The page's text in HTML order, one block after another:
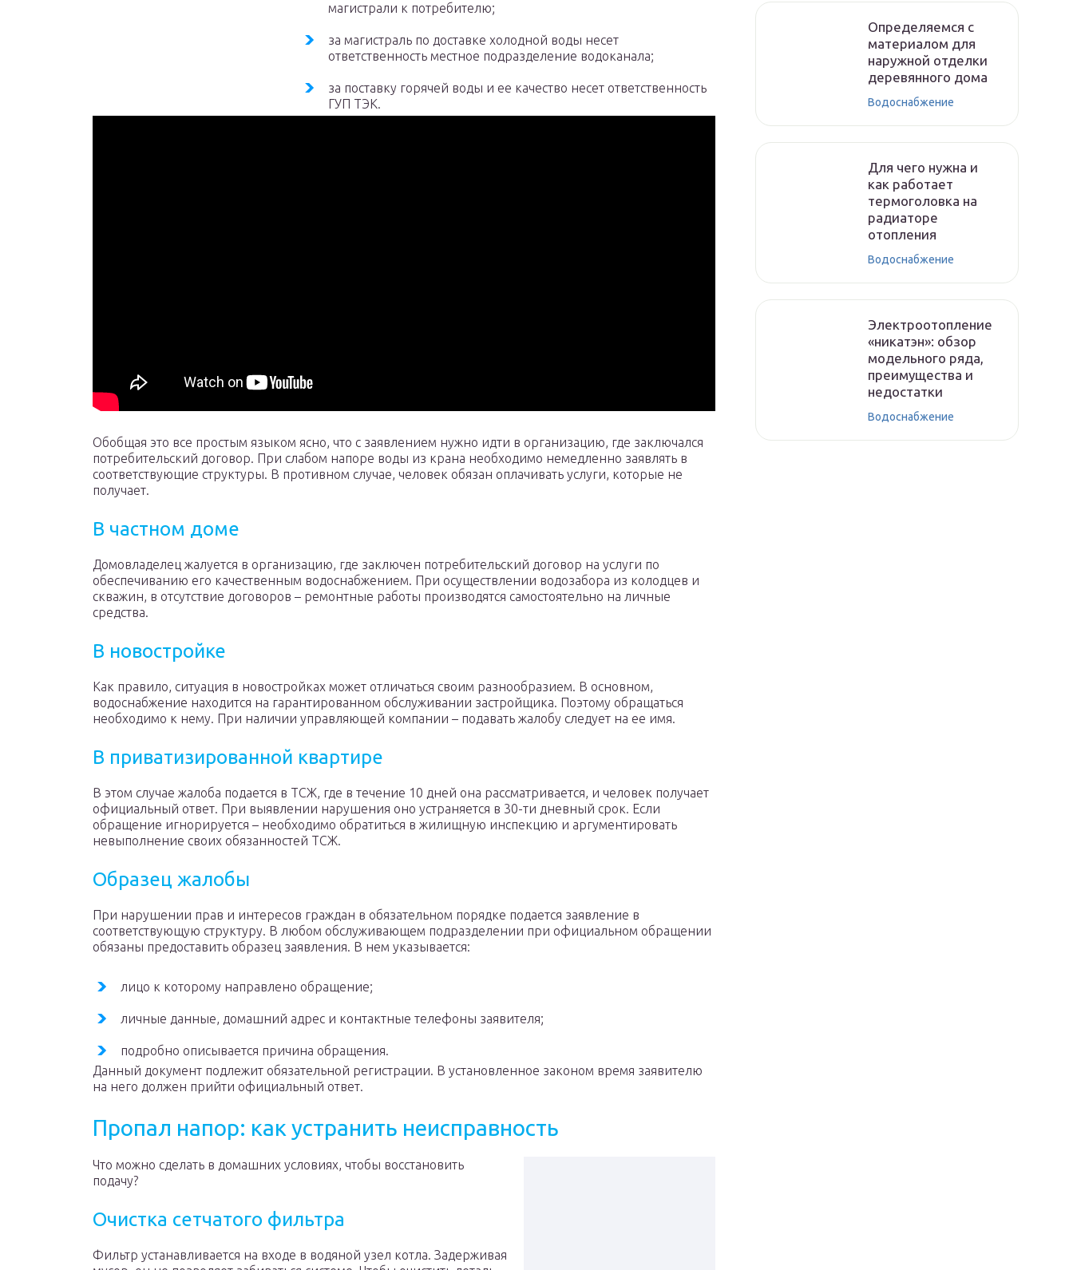
магистрали к потребителю;
за магистраль по доставке холодной воды несет
ответственность местное подразделение водоканала;
за поставку горячей воды и ее качество несет ответственность
ГУП ТЭК.
Обобщая это все простым языком ясно, что с заявлением нужно идти в организацию, где заключался
потребительский договор. При слабом напоре воды из крана необходимо немедленно заявлять в
соответствующие структуры. В противном случае, человек обязан оплачивать услуги, которые не
получает.
В частном доме
Домовладелец жалуется в организацию, где заключен потребительский договор на услуги по
обеспечиванию его качественным водоснабжением. При осуществлении водозабора из колодцев и
скважин, в отсутствие договоров – ремонтные работы производятся самостоятельно на личные
средства.
В новостройке
Как правило, ситуация в новостройках может отличаться своим разнообразием. В основном,
водоснабжение находится на гарантированном обслуживании застройщика. Поэтому обращаться
необходимо к нему. При наличии управляющей компании – подавать жалобу следует на ее имя.
В приватизированной квартире
В этом случае жалоба подается в ТСЖ, где в течение 10 дней она рассматривается, и человек получает
официальный ответ. При выявлении нарушения оно устраняется в 30-ти дневный срок. Если
обращение игнорируется – необходимо обратиться в жилищную инспекцию и аргументировать
невыполнение своих обязанностей ТСЖ.
Образец жалобы
При нарушении прав и интересов граждан в обязательном порядке подается заявление в
соответствующую структуру. В любом обслуживающем подразделении при официальном обращении
обязаны предоставить образец заявления. В нем указывается:
лицо к которому направлено обращение;
личные данные, домашний адрес и контактные телефоны заявителя;
подробно описывается причина обращения.
Данный документ подлежит обязательной регистрации. В установленное законом время заявителю
на него должен прийти официальный ответ.
Пропал напор: как устранить неисправность
Что можно сделать в домашних условиях, чтобы восстановить
подачу?
Очистка сетчатого фильтра
Фильтр устанавливается на входе в водяной узел котла. Задерживая
Определяемся с
материалом для
наружной отделки
деревянного дома
Водоснабжение
Для чего нужна и
как работает
термоголовка на
радиаторе
отопления
Водоснабжение
Электроотопление
«никатэн»: обзор
модельного ряда,
преимущества и
недостатки
Водоснабжение